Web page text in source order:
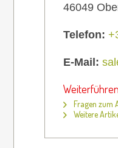
46049
Telefon:
E-Mail:
Fragen zum
Weitere